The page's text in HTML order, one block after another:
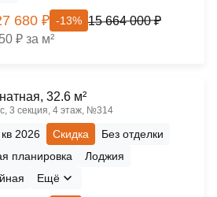
680 ₽ -13% 15 664 000 ₽
₽ за м²
32.6 м²
3 секция, 4 этаж, №314
2026 Скидка
Без отделки
планировка
Лоджия
Ещё